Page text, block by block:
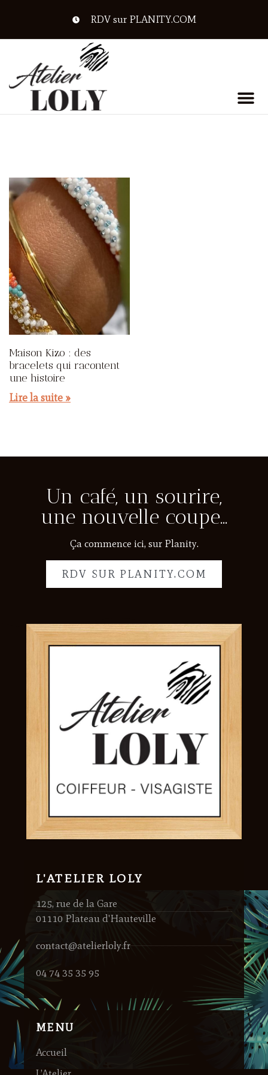
RDV sur PLANITY.COM
Maison Kizo : des
bracelets qui racontent
une histoire
Lire la suite »
Un café, un sourire,
une nouvelle coupe…
Ça commence ici, sur Planity.
RDV SUR PLANITY.COM
L'ATELIER LOLY
125, rue de la Gare
01110 Plateau d'Hauteville
contact@atelierloly.fr
04 74 35 35 95
MENU
Accueil